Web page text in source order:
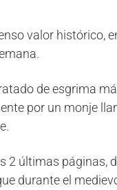
valor histórico,
de esgrima
por un monje
2 últimas páginas,
durante el